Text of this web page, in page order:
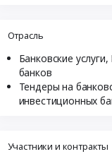
Отрасль
Банковские
банков
Тендеры на
инвестиционных
Участники и контракты